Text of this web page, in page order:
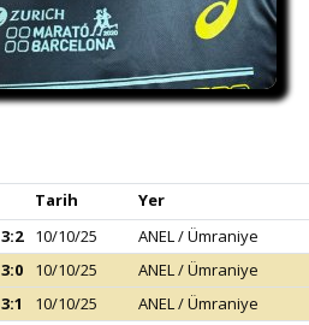
Tarih Yer
3:2 10/10/25 ANEL / Ümraniye
3:0 10/10/25 ANEL / Ümraniye
3:1 10/10/25 ANEL / Ümraniye